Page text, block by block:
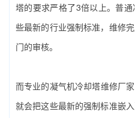
塔的要求严格了3倍以上。普
些最新的行业强制标准，维修
门的审核。
而专业的‌凝气机冷却塔维修厂
就会把这些最新的强制标准嵌